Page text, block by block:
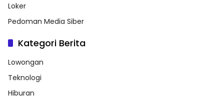
Loker
Pedoman Media Siber
Kategori Berita
Lowongan
Teknologi
Hiburan